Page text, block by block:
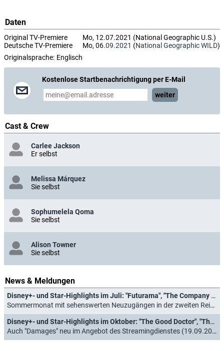
Daten
Original TV-Premiere
Mo, 12.07.2021 (National Geographic U.S.)
Deutsche TV-Premiere
Mo, 06.09.2021 (National Geographic WILD)
Originalsprache: Englisch
Kostenlose Startbenachrichtigung per E-Mail
weiter
Cast & Crew
Carlee Jackson
Er selbst
Melissa Márquez
Sie selbst
Sophumelela Qoma
Sie selbst
Alison Towner
Sie selbst
News & Meldungen
Disney+- und Star-Highlights im Juli: "Futurama", "The Company You Keep" und 8 Staffeln "Hör mal, wer da hämmert"
Sommermonat mit sehenswerten Neuzugängen in der zweiten Reihe (16.06.2023)
Disney+- und Star-Highlights im Oktober: "The Good Doctor", "The Walking Dead" und mehr "Horror Stories"
Auch "Damages" neu im Angebot des Streamingdienstes (19.09.2022)